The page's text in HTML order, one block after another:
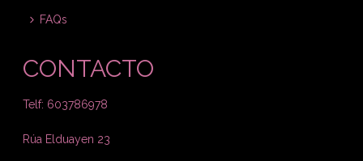
FAQs
CONTACTO
Telf: 603786978
Rúa Elduayen 23